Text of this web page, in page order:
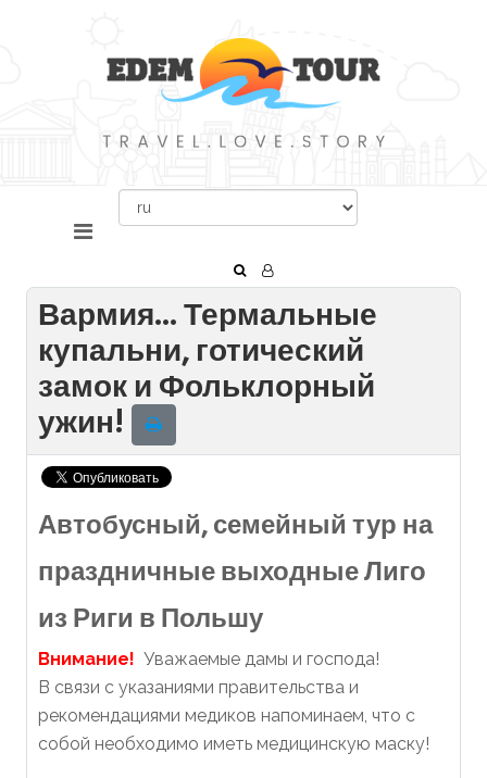
Вармия... Термальные
купальни, готический
замок и Фольклорный
ужин!
Автобусный, семейный тур на
праздничные выходные Лиго
из Риги в Польшу
Внимание! Уважаемые дамы и господа!
В связи с указаниями правительства и
рекомендациями медиков напоминаем, что с
собой необходимо иметь медицинскую маску!